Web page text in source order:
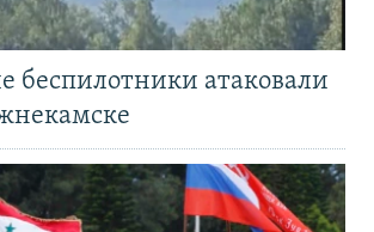
беспилотники атаковали